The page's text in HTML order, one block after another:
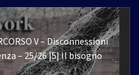
V – Disconnessioni
– 25/26 |5| Il bisogno